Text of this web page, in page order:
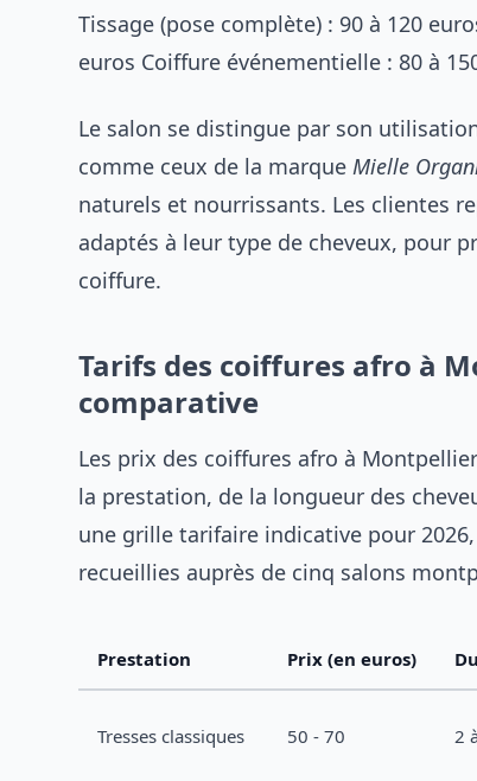
Tissage (pose complète) : 90 à 120
euros Coiffure événementielle : 80 à
Le salon se distingue par son
comme ceux de la marque Mielle
naturels et nourrissants. Les clientes
adaptés à leur type de cheveux, pour
coiffure.
Tarifs des coiffures afro à
comparative
Les prix des coiffures afro à
la prestation, de la longueur des
une grille tarifaire indicative pour
recueillies auprès de cinq salons
Prestation Prix (en euros)
Tresses classiques 50 - 70 2